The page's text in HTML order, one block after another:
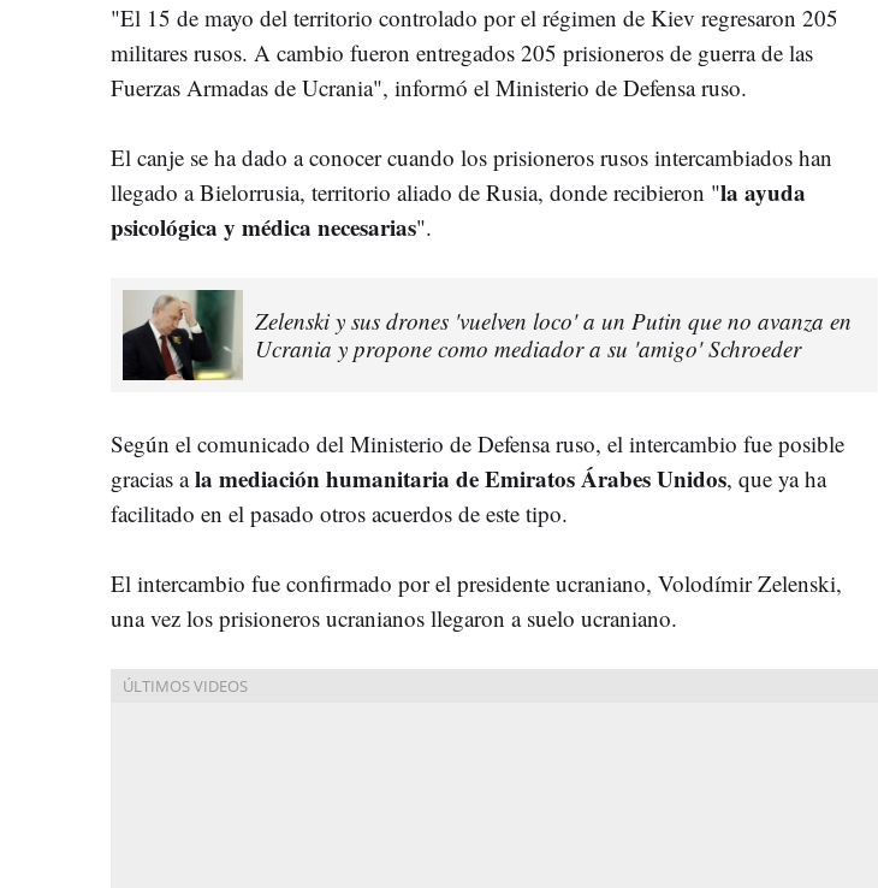
"El 15 de mayo del territorio controlado por el régimen de Kiev regresaron 205
militares rusos. A cambio fueron entregados 205 prisioneros de guerra de las
Fuerzas Armadas de Ucrania", informó el Ministerio de Defensa ruso.
El canje se ha dado a conocer cuando los prisioneros rusos intercambiados han
llegado a Bielorrusia, territorio aliado de Rusia, donde recibieron "la ayuda
psicológica y médica necesarias".
Zelenski y sus drones 'vuelven loco' a un Putin que no avanza en
Ucrania y propone como mediador a su 'amigo' Schroeder
Según el comunicado del Ministerio de Defensa ruso, el intercambio fue posible
gracias ala mediación humanitaria de Emiratos Árabes Unidos, que ya ha
facilitado en el pasado otros acuerdos de este tipo.
El intercambio fue confirmado por el presidente ucraniano, Volodímir Zelenski,
una vez los prisioneros ucranianos llegaron a suelo ucraniano.